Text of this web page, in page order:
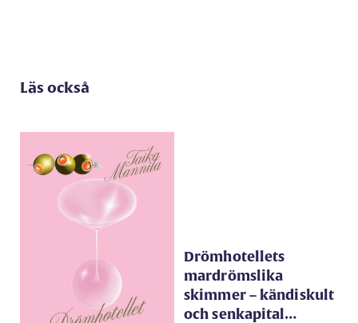
Läs också
Drömhotellets
mardrömslika
skimmer – kändiskult
och senkapital…